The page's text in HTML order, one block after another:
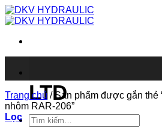
Chuyển
đến
dung
LTD
Tìm
Trang chủ /Sản phẩm được gắn thẻ
nhôm RAR-206”
Lọc